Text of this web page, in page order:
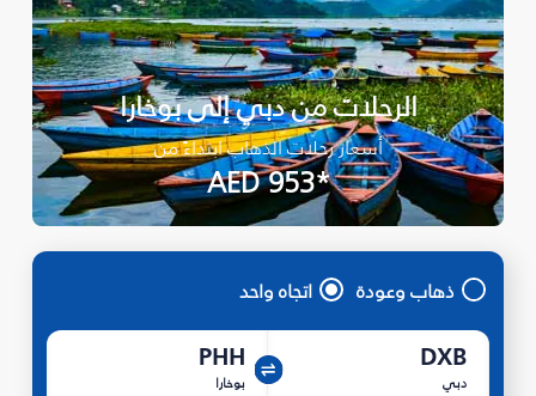
الرحلات من دبي إلى بوخارا
أسعار رحلات الذهاب ابتداءً من
*AED 953
ذهاب وعودة اتجاه واحد
DXB
دبي
PHH
بوخارا